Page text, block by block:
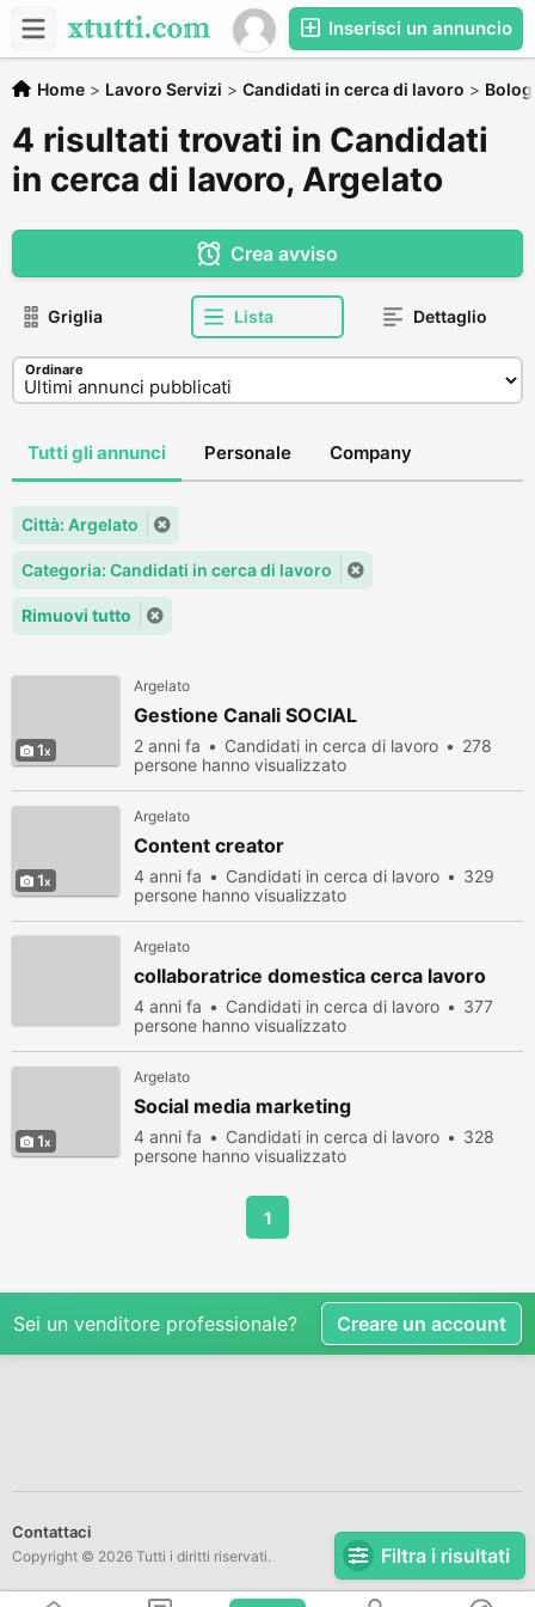
Inserisci un annuncio
Home > Lavoro Servizi > Candidati in cerca di lavoro >
4 risultati trovati in Candidati
in cerca di lavoro, Argelato
Filtra i risultati
Crea avviso
Griglia Lista Dettaglio
Ordinare
Tutti gli annunci Personale Company
Città: Argelato
Categoria: Candidati in cerca di lavoro
Rimuovi tutto
1
Argelato
Gestione Canali SOCIAL
2 anni fa Candidati in cerca di lavoro
278
persone hanno visualizzato
1
Argelato
Content creator
4 anni fa Candidati in cerca di lavoro
329
persone hanno visualizzato
Argelato
collaboratrice domestica cerca lavoro
4 anni fa Candidati in cerca di lavoro
377
persone hanno visualizzato
1
Argelato
Social media marketing
4 anni fa Candidati in cerca di lavoro
328
persone hanno visualizzato
1
Sei un venditore professionale? Creare un account
Contattaci
Copyright © 2026 Tutti i diritti riservati.